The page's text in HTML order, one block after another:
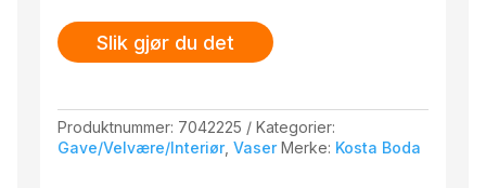
Slik gjør du det
Produktnummer: 7042225
Kategorier:
Gave/Velvære/Interiør,Vaser Merke: Kosta Boda